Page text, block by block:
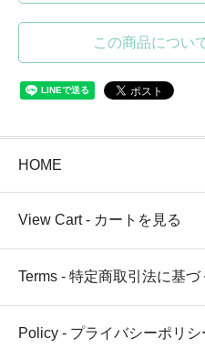
この商品につい
HOME
View Cart - カートを見る
Terms - 特定商取引法に基づ
Policy - プライバシーポリシ